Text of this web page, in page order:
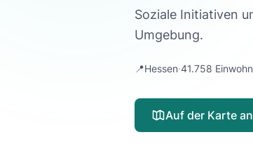
Soziale Initiativen
Umgebung.
📍Hessen·41.758
Auf der Karte